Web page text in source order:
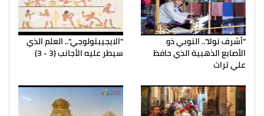
"أشرف نولا".. النوبي ذو
الأصابع الذهبية الذي حافظ
علي تراث
"الايجيبتولوجي".. العلم الذي
سيطر عليه الأجانب (3 - 3)